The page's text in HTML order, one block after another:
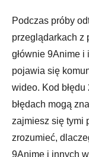
Podczas próby
przeglądarkach z
głównie 9Anime
pojawia się
wideo. Kod błędu
błędach mogą
zajmiesz się tymi
zrozumieć,
9Anime i innych